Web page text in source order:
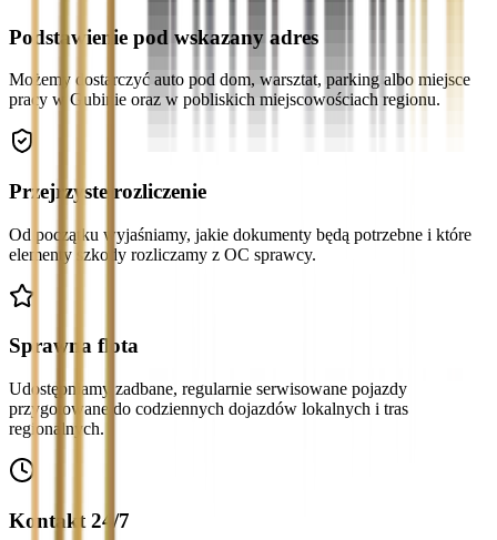
Podstawienie pod wskazany adres
Możemy dostarczyć auto pod dom, warsztat, parking albo miejsce
pracy w Gubinie oraz w pobliskich miejscowościach regionu.
Przejrzyste rozliczenie
Od początku wyjaśniamy, jakie dokumenty będą potrzebne i które
elementy szkody rozliczamy z OC sprawcy.
Sprawna flota
Udostępniamy zadbane, regularnie serwisowane pojazdy
przygotowane do codziennych dojazdów lokalnych i tras
regionalnych.
Kontakt 24/7